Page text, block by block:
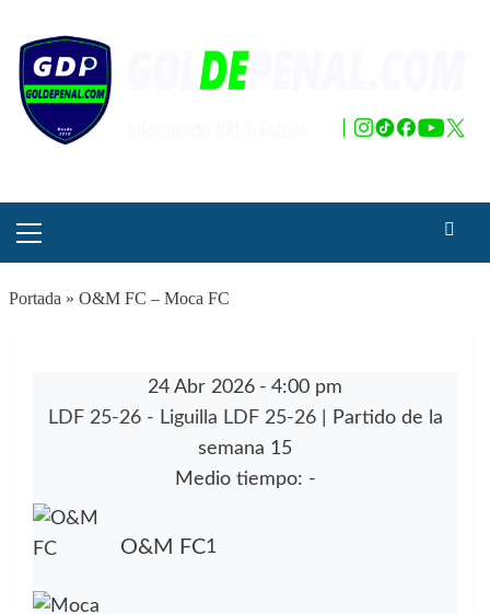
contenido
principal
Portada » O&M FC – Moca FC
24 Abr 2026 - 4:00 pm
LDF 25-26 - Liguilla LDF 25-26
| Partido de la
semana 15
Medio tiempo: -
O&M FC1